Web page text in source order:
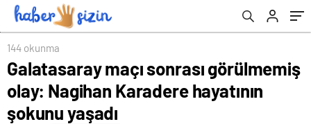
144 okunma
Galatasaray maçı sonrası görülmemiş
olay: Nagihan Karadere hayatının
şokunu yaşadı